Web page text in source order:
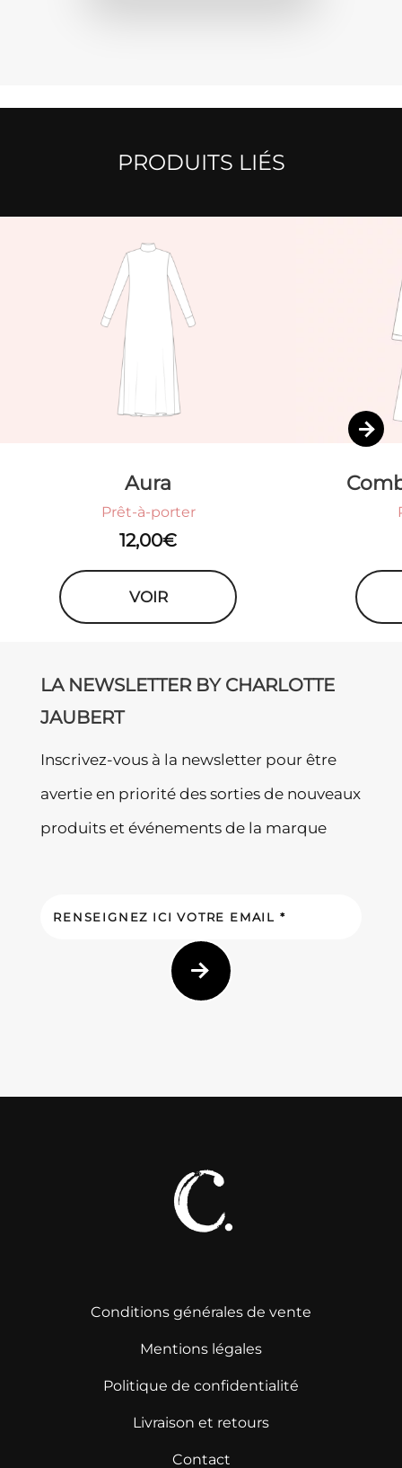
PRODUITS LIÉS
Aura
Prêt-à-porter
12,00€
VOIR
LA NEWSLETTER BY CHARLOTTE
JAUBERT
Inscrivez-vous à la newsletter pour être
avertie en priorité des sorties de nouveaux
produits et événements de la marque
Conditions générales de vente
Mentions légales
Politique de confidentialité
Livraison et retours
Contact